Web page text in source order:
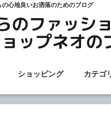
の心地良いお洒落のためのブログ
ショッピング カテゴ